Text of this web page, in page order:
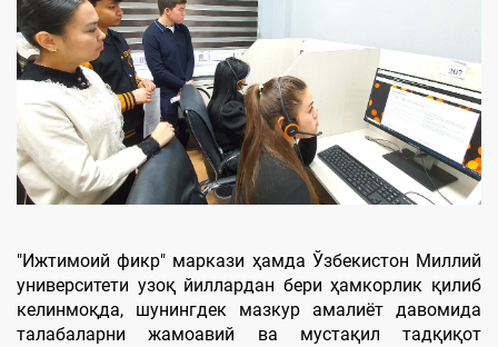
"Ижтимоий фикр" маркази ҳамда Ўзбекистон Миллий
университети узоқ йиллардан бери ҳамкорлик қилиб
келинмоқда, шунингдек мазкур амалиёт давомида
талабаларни жамоавий ва мустақил тадқиқот